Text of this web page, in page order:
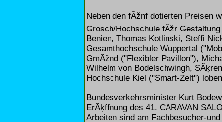
Neben den fÃžnf dotierten Preisen
Grosch/Hochschule fÃžr
Benien, Thomas Kotlinski, Steffi
Gesamthochschule Wuppertal
GmÃžnd ("Flexibler Pavillon"),
Wilhelm von Bodelschwingh,
Hochschule Kiel ("Smart-Zelt")
Bundesverkehrsminister Kurt
ErÃķffnung des 41. CARAVAN
Arbeiten sind am Fachbesucher-